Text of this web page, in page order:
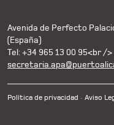
Avenida de Perfecto
(España)
Tel: +34 965 13 00 95<br />
Política de privacidad Aviso